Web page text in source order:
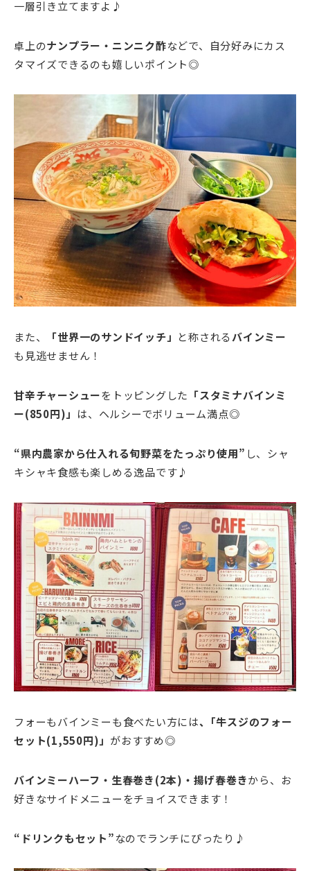
一層引き立てますよ♪
卓上のナンプラー・ニンニク酢などで、自分好みにカス
タマイズできるのも嬉しいポイント◎
また、 「世界一のサンドイッチ」 と称されるバインミー
も見逃せません！
甘辛チャーシューをトッピングした 「スタミナバインミ
ー(850円)」 は、ヘルシーでボリューム満点◎
“県内農家から仕入れる旬野菜をたっぷり使用” し、シャ
キシャキ食感も楽しめる逸品です♪
フォーもバインミーも食べたい方には、 ｢牛スジのフォー
セット(1,550円)」 がおすすめ◎
バインミーハーフ・生春巻き(2本)・揚げ春巻きから、お
好きなサイドメニューをチョイスできます！
“ドリンクもセット”なのでランチにぴったり♪